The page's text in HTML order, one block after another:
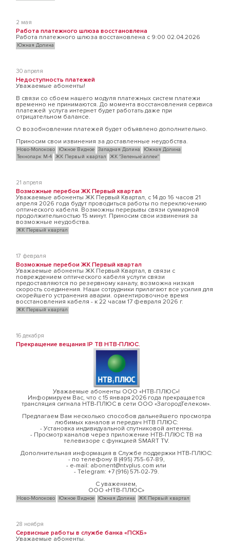
2 мая
Работа платежного шлюза восстановлена
Работа платежного шлюза восстановлена с 9:00 02.04.2026
Южная Долина
30 апреля
Недоступность платежей
Уважаемые абоненты!
В связи со сбоем нашего модуля платежных систем платежи
временно не принимаются. До момента восстановления сервиса
платежей услуга интернет будет работать даже при
отрицательном балансе.
О возобновлении платежей будет объявлено дополнительно.
Приносим свои извинения за доставленные неудобства.
Ново-Молоково Южное Видное Западная Долина
Южная Долина
Технопарк М-4 ЖК Первый квартал ЖК "Зеленые аллеи"
21 апреля
Возможные перебои ЖК Первый квартал
Уважаемые абоненты ЖК Первый Квартал, с 14 до 16 часов 21
апреля 2026 года будут проводиться работы по переключению
оптического кабеля. Возможны перерывы связи суммарной
продолжительностью 15 минут. Приносим свои извинения за
возможные неудобства.
ЖК Первый квартал
17 февраля
Возможные перебои ЖК Первый квартал
Уважаемые абоненты ЖК Первый Квартал, в связи с
повреждением оптического кабеля услуги связи
предоставляются по резервному каналу, возможна низкая
скорость соединения. Наши сотрудники прилагают все усилия для
скорейшего устранения аварии. ориентировочное время
восстановления кабеля - к 22 часам 17 февраля 2026 г.
ЖК Первый квартал
16 декабря
Прекращение вещания IP ТВ НТВ-ПЛЮС.
Уважаемые абоненты ООО «НТВ-ПЛЮС»!
Информируем Вас, что с 15 января 2026 года прекращается
трансляция сигнала НТВ-ПЛЮС в сети ООО «ЗагородТелеком».
Предлагаем Вам несколько способов дальнейшего просмотра
любимых каналов и передач НТВ ПЛЮС:
- Установка индивидуальной спутниковой антенны.
- Просмотр каналов через приложение НТВ-ПЛЮС ТВ на
телевизоре с функцией SMART TV.
Дополнительная информация в Службе поддержки НТВ-ПЛЮС:
- по телефону 8 (495) 755-67-89,
- e-mail: abonent@ntvplus.com или
- Telegram: +7 (916) 571-02-79.
С уважением,
ООО «НТВ-ПЛЮС»
Ново-Молоково Южное Видное Южная Долина ЖК Первый квартал
28 ноября
Сервисные работы в службе банка «ПСКБ»
Уважаемые абоненты.